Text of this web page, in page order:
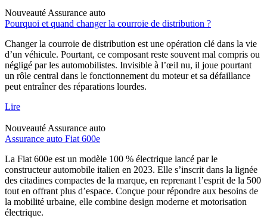
Nouveauté Assurance auto
Pourquoi et quand changer la courroie de distribution ?
Changer la courroie de distribution est une opération clé dans la vie
d’un véhicule. Pourtant, ce composant reste souvent mal compris ou
négligé par les automobilistes. Invisible à l’œil nu, il joue pourtant
un rôle central dans le fonctionnement du moteur et sa défaillance
peut entraîner des réparations lourdes.
Lire
Nouveauté Assurance auto
Assurance auto Fiat 600e
La Fiat 600e est un modèle 100 % électrique lancé par le
constructeur automobile italien en 2023. Elle s’inscrit dans la lignée
des citadines compactes de la marque, en reprenant l’esprit de la 500
tout en offrant plus d’espace. Conçue pour répondre aux besoins de
la mobilité urbaine, elle combine design moderne et motorisation
électrique.